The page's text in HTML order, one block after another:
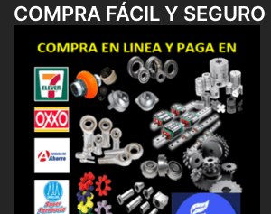
COMPRA FÁCIL Y SEGURO